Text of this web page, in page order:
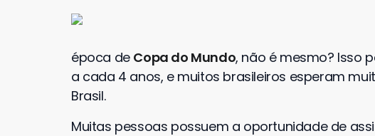
época de Copa do Mundo, não é mesmo? Isso
a cada 4 anos, e muitos brasileiros esperam
Brasil.
Muitas pessoas possuem a oportunidade de